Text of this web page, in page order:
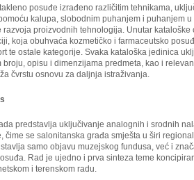
posuđe izrađeno različitim tehnikama,
kalupa, slobodnim puhanjem i puhanjem
razvoja proizvodnih tehnologija. Unutar
koja obuhvaća kozmetičko i farmaceutsko
te ostale kategorije. Svaka kataloška jedinica
broju, opisu i dimenzijama predmeta, kao i
čvrstu osnovu za daljnja istraživanja.
predstavlja uključivanje analognih i srodnih
čime se salonitanska građa smješta u širi
samo objavu muzejskog fundusa, već i
Rad je ujedno i prva sinteza teme
i terenskom radu.